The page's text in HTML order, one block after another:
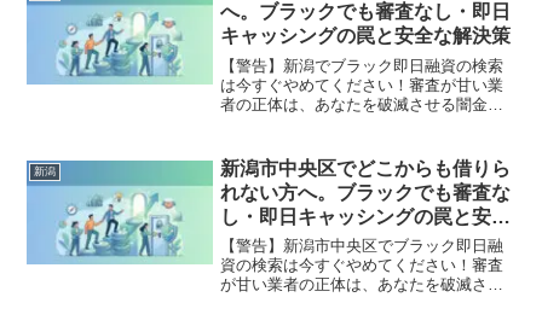
へ。ブラックでも審査なし・即日
キャッシングの罠と安全な解決策
【警告】新潟でブラック即日融資の検索
は今すぐやめてください！審査が甘い業
者の正体は、あなたを破滅させる闇金で
違法業者を避け、借金地獄から抜け出し
た方々の実体験と確実な解決策を完全公
開。
新潟
新潟市中央区でどこからも借りら
れない方へ。ブラックでも審査な
し・即日キャッシングの罠と安全
な解決策
【警告】新潟市中央区でブラック即日融
資の検索は今すぐやめてください！審査
が甘い業者の正体は、あなたを破滅させ